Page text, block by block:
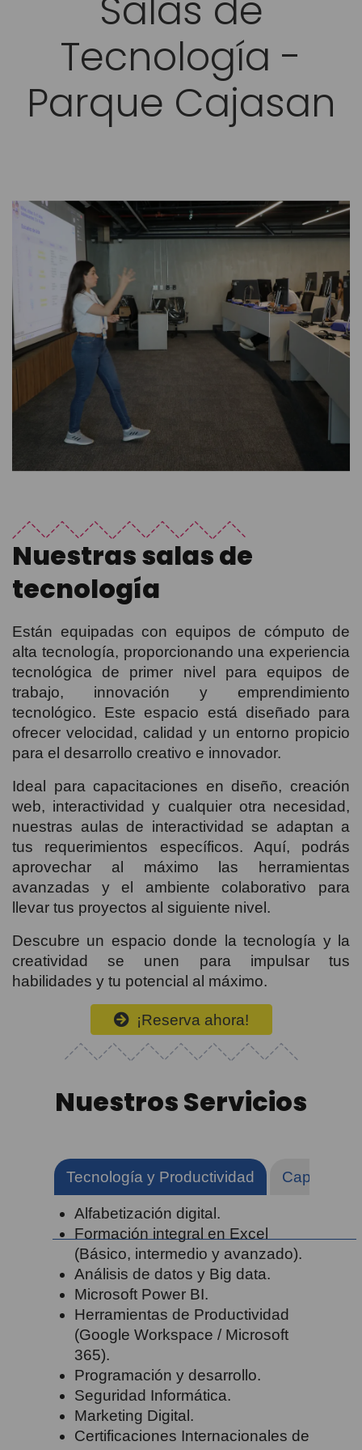
Salas de
Tecnología -
Parque Cajasan
Nuestras salas de
tecnología
Están equipadas con equipos de cómputo de
alta tecnología, proporcionando una experiencia
tecnológica de primer nivel para equipos de
trabajo, innovación y emprendimiento
tecnológico. Este espacio está diseñado para
ofrecer velocidad, calidad y un entorno propicio
para el desarrollo creativo e innovador.
Ideal para capacitaciones en diseño, creación
web, interactividad y cualquier otra necesidad,
nuestras aulas de interactividad se adaptan a
tus requerimientos específicos. Aquí, podrás
aprovechar al máximo las herramientas
avanzadas y el ambiente colaborativo para
llevar tus proyectos al siguiente nivel.
Descubre un espacio donde la tecnología y la
creatividad se unen para impulsar tus
habilidades y tu potencial al máximo.
¡Reserva ahora!
Nuestros Servicios
Tecnología y Productividad
Alfabetización digital.
Formación integral en Excel
(Básico, intermedio y avanzado).
Análisis de datos y Big data.
Microsoft Power BI.
Herramientas de Productividad
(Google Workspace / Microsoft
365).
Programación y desarrollo.
Seguridad Informática.
Marketing Digital.
Certificaciones Internacionales de